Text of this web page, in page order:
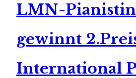
LMN-
gewinnt
International